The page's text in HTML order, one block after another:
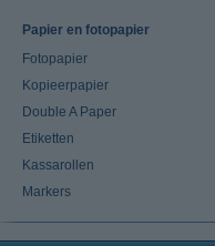
Papier en fotopapier
Fotopapier
Kopieerpapier
Double A Paper
Etiketten
Kassarollen
Markers